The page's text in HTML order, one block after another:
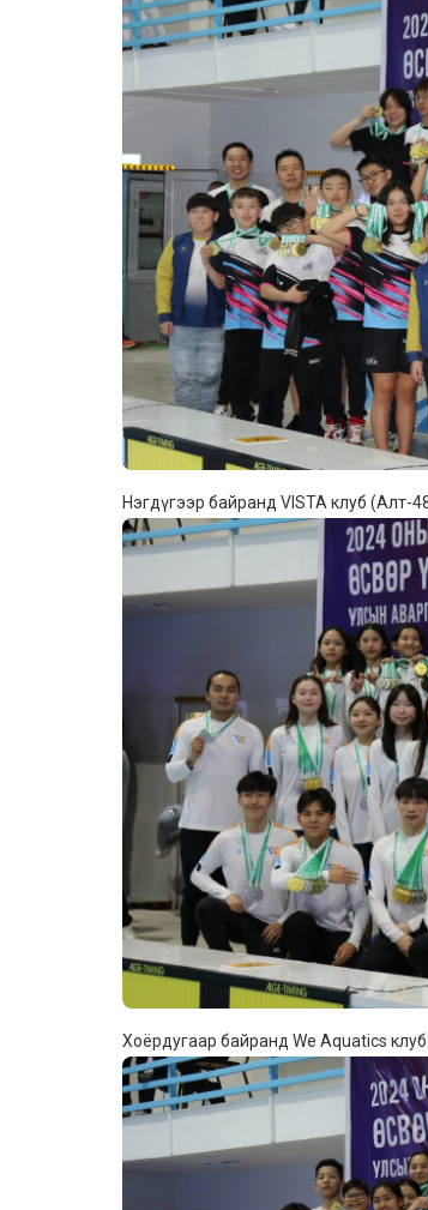
Нэгдүгээр байранд VISTA клуб (Алт-
Хоёрдугаар байранд We Aquatics